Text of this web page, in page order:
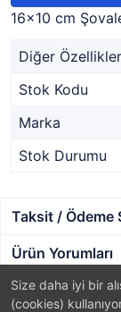
Size daha iyi bir
(cookies)
16x10 cm
Diğer Özellikler
Stok Kodu
Marka
Stok Durumu
Taksit / Ödeme
Ürün Yorumları